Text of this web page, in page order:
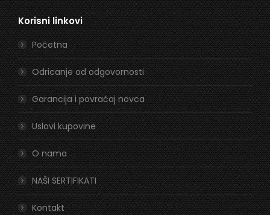
page
opens
in
new
window
page
opens
in
new
window
Korisni linkovi
Početna
Odricanje od odgovornosti
Garancija i povraćaj novca
Uslovi kupovine
O nama
NAŠI SERTIFIKATI
Kontakt